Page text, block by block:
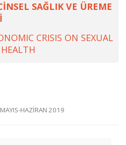
SAĞLIK VE ÜREME
CRISIS ON SEXUAL
MAYIS-HAZİRAN 2019